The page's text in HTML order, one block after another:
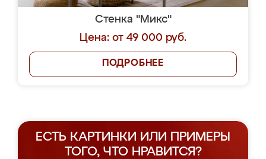
Стенка "Микс"
Цена: от 49 000 руб.
ПОДРОБНЕЕ
ЕСТЬ КАРТИНКИ ИЛИ ПРИМЕРЫ
ТОГО, ЧТО НРАВИТСЯ?